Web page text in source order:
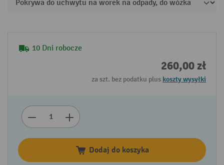
10 Dni robocze
260,00 zł
za szt. bez podatku plus koszty wysyłki
Dodaj do koszyka